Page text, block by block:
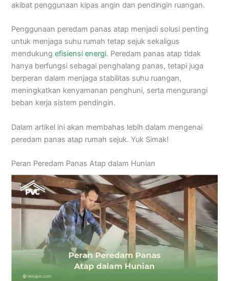
akibat penggunaan kipas angin dan pendingin ruangan.
Penggunaan peredam panas atap menjadi solusi penting
untuk menjaga suhu rumah tetap sejuk sekaligus
mendukungefisiensi energi. Peredam panas atap tidak
hanya berfungsi sebagai penghalang panas, tetapi juga
berperan dalam menjaga stabilitas suhu ruangan,
meningkatkan kenyamanan penghuni, serta mengurangi
beban kerja sistem pendingin.
Dalam artikel ini akan membahas lebih dalam mengenai
peredam panas atap rumah sejuk. Yuk Simak!
Peran Peredam Panas Atap dalam Hunian